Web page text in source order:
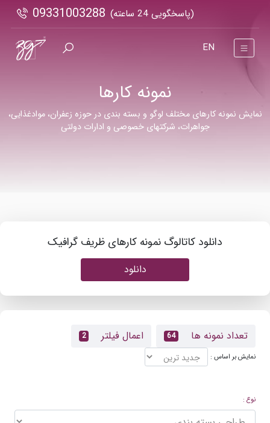
(پاسخگویی 24 ساعته) 09331003288
EN
نمونه کارها
نمایش نمونه کارهای مختلف لوگو و بسته بندی در حوزه زعفران، موادغذایی،
جواهرات، شرکتهای خصوصی و ادارات دولتی
دانلود کاتالوگ نمونه کارهای ظریف گرافیک
دانلود
تعداد نمونه ها 64 اعمال فیلتر 2
نمایش بر اساس :
نوع :